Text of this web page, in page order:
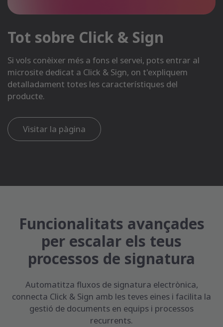
Tot sobre Click & Sign
Si vols conèixer més a fons el servei, pots entrar al
microsite dedicat a Click & Sign, on t'expliquem
detalladament totes les característiques del
producte.
Visitar la pàgina
Funcionalitats avançades
per escalar els teus
processos de signatura
Automatitza fluxos de signatura electrònica,
connecta Click & Sign amb les teves eines i facilita la
gestió de documents en equips i processos
recurrents.